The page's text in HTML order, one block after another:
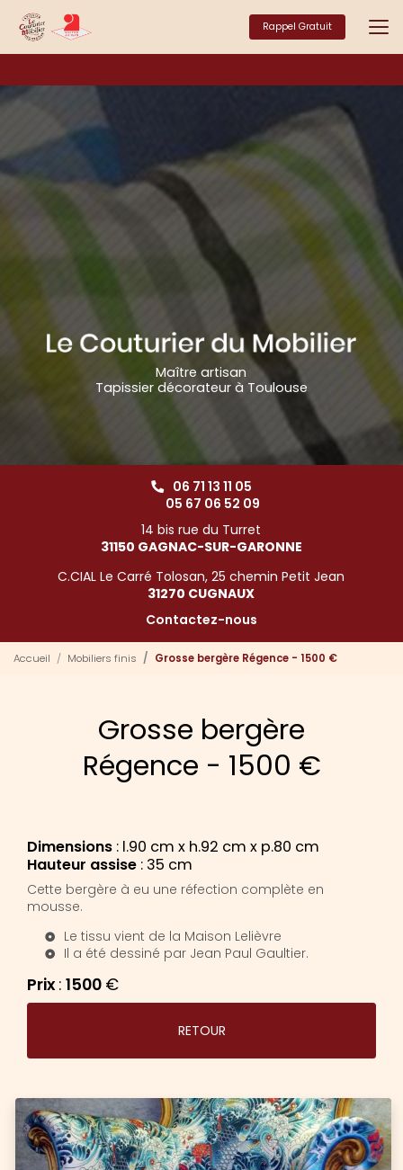
contenu
principal
Rappel Gratuit
Maître artisan
Tapissier décorateur à Toulouse
06 71 13 11 05
05 67 06 52 09
14 bis rue du Turret
31150 GAGNAC-SUR-GARONNE
C.CIAL Le Carré Tolosan, 25 chemin Petit Jean
31270 CUGNAUX
Contactez-nous
Accueil Mobiliers finis Grosse bergère Régence - 1500 €
Grosse bergère
Régence - 1500 €
Dimensions : l.90 cm x h.92 cm x p.80 cm
Hauteur assise : 35 cm
Cette bergère à eu une réfection complète en
mousse.
Le tissu vient de la Maison Lelièvre
Il a été dessiné par Jean Paul Gaultier.
Prix : 1500 €
RETOUR